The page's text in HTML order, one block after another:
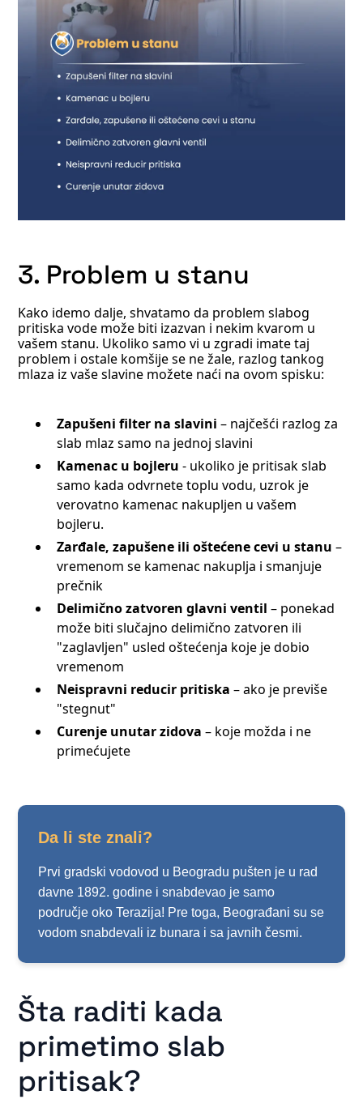
3. Problem u stanu
Kako idemo dalje, shvatamo da problem slabog
pritiska vode može biti izazvan i nekim kvarom u
vašem stanu. Ukoliko samo vi u zgradi imate taj
problem i ostale komšije se ne žale, razlog tankog
mlaza iz vaše slavine možete naći na ovom spisku:
Zapušeni filter na slavini – najčešći razlog za
slab mlaz samo na jednoj slavini
Kamenac u bojleru - ukoliko je pritisak slab
samo kada odvrnete toplu vodu, uzrok je
verovatno kamenac nakupljen u vašem
bojleru.
Zarđale, zapušene ili oštećene cevi u stanu –
vremenom se kamenac nakuplja i smanjuje
prečnik
Delimično zatvoren glavni ventil – ponekad
može biti slučajno delimično zatvoren ili
"zaglavljen" usled oštećenja koje je dobio
vremenom
Neispravni reducir pritiska– ako je previše
"stegnut"
Curenje unutar zidova – koje možda i ne
primećujete
Da li ste znali?
Prvi gradski vodovod u Beogradu pušten je u rad
davne 1892. godine i snabdevao je samo
područje oko Terazija! Pre toga, Beograđani su se
vodom snabdevali iz bunara i sa javnih česmi.
Šta raditi kada
primetimo slab
pritisak?